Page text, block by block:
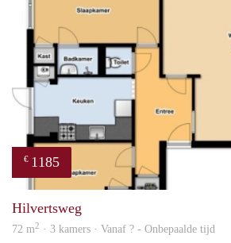
€ 1185
Hilvertsweg
72 m2 · 3 kamers · Vanaf ? - Onbepaalde tijd